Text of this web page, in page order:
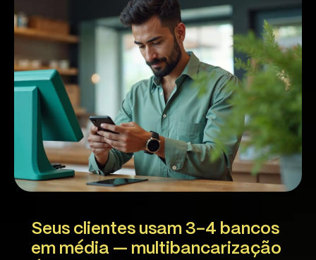
Seus clientes usam 3-4 bancos
em média — multibancarização